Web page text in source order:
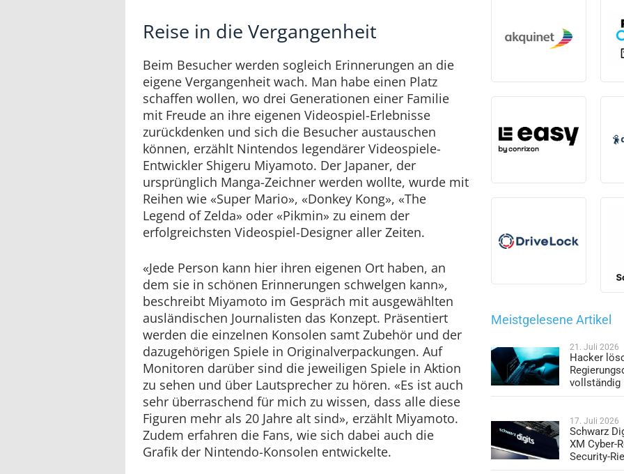
Reise in die Vergangenheit
Beim Besucher werden sogleich Erinnerungen an die
eigene Vergangenheit wach. Man habe einen Platz
schaffen wollen, wo drei Generationen einer Familie
mit Freude an ihre eigenen Videospiel-Erlebnisse
zurückdenken und sich die Besucher austauschen
können, erzählt Nintendos legendärer Videospiele-
Entwickler Shigeru Miyamoto. Der Japaner, der
ursprünglich Manga-Zeichner werden wollte, wurde mit
Reihen wie «Super Mario», «Donkey Kong», «The
Legend of Zelda» oder «Pikmin» zu einem der
erfolgreichsten Videospiel-Designer aller Zeiten.
«Jede Person kann hier ihren eigenen Ort haben, an
dem sie in schönen Erinnerungen schwelgen kann»,
beschreibt Miyamoto im Gespräch mit ausgewählten
ausländischen Journalisten das Konzept. Präsentiert
werden die einzelnen Konsolen samt Zubehör und der
dazugehörigen Spiele in Originalverpackungen. Auf
Monitoren darüber sind die jeweiligen Spiele in Aktion
zu sehen und über Lautsprecher zu hören. «Es ist auch
sehr überraschend für mich zu wissen, dass alle diese
Figuren mehr als 20 Jahre alt sind», erzählt Miyamoto.
Zudem erfahren die Fans, wie sich dabei auch die
Grafik der Nintendo-Konsolen entwickelte.
Meistgelesene Artikel
21. Juli 2026
Hacker
vollständig
17. Juli 2026
Schwarz
XM Cyber-
Security-